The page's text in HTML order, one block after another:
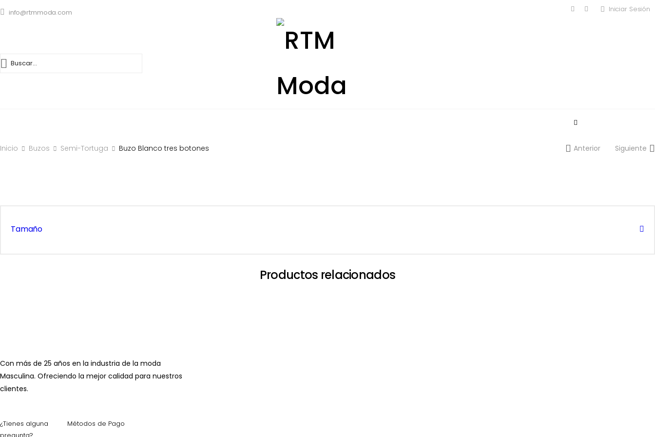
info@rtmmoda.com Iniciar Sesión
Inicio Buzos Semi-Tortuga Buzo Blanco tres botones Anterior Siguiente
Tamaño
Productos relacionados
Con más de 25 años en la industria de la moda
Masculina. Ofreciendo la mejor calidad para nuestros
clientes.
¿Tienes alguna
Métodos de Pago